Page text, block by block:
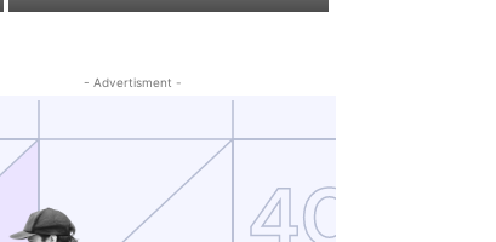
- Advertisment -